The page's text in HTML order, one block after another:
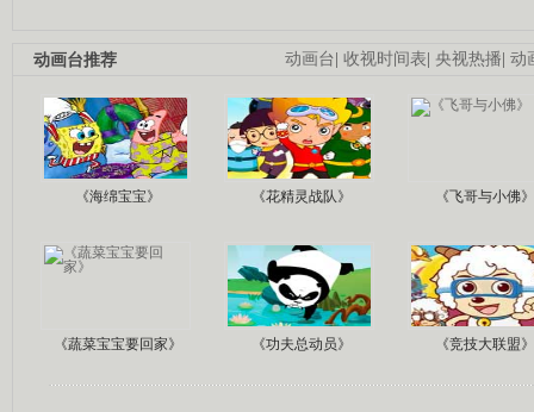
动画台 收视时间表 央视热播 动
动画台推荐
《海绵宝宝》 《花精灵战队》 《飞哥与小佛》
《蔬菜宝宝要回家》 《功夫总动员》 《竞技大联盟》